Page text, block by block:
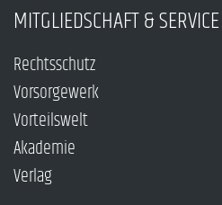
MITGLIEDSCHAFT & SERVICE
Rechtsschutz
Vorsorgewerk
Vorteilswelt
Akademie
Verlag